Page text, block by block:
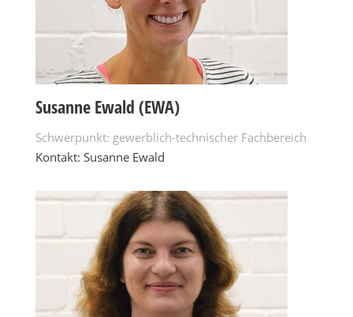
Susanne Ewald (EWA)
Schwerpunkt: gewerblich-technischer Fachbereich
Kontakt: Susanne Ewald